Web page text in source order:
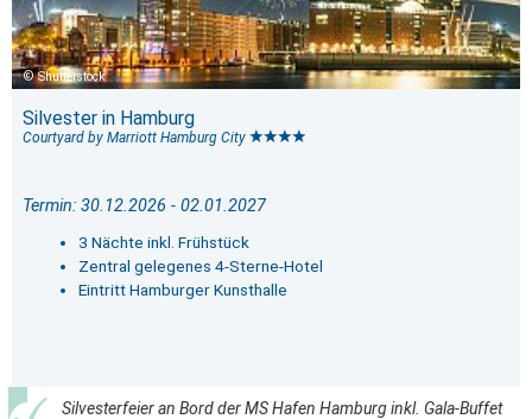
Shutterstock
Silvester in Hamburg
Courtyard by Marriott Hamburg City
Termin: 30.12.2026 - 02.01.2027
3 Nächte inkl. Frühstück
Zentral gelegenes 4-Sterne-Hotel
Eintritt Hamburger Kunsthalle
Silvesterfeier an Bord der MS Hafen Hamburg inkl. Gala-Buffet